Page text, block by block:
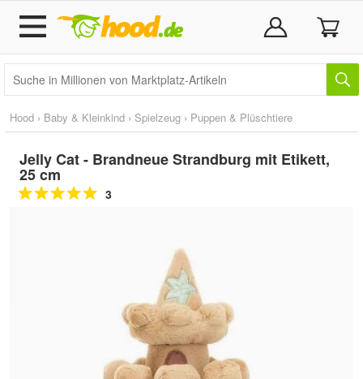
Hood › Baby & Kleinkind › Spielzeug › Puppen & Plüschtiere
Jelly Cat - Brandneue Strandburg mit Etikett,
25 cm
3